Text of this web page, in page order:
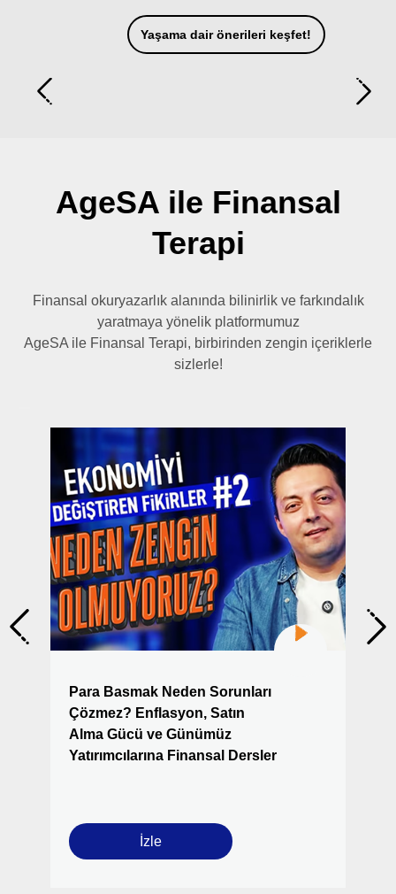
Yaşama dair önerileri keşfet!
AgeSA ile Finansal
Terapi
Finansal okuryazarlık alanında bilinirlik ve farkındalık
yaratmaya yönelik platformumuz
AgeSA ile Finansal Terapi, birbirinden zengin içeriklerle
sizlerle!
Para Basmak Neden Sorunları
Çözmez? Enflasyon, Satın
Alma Gücü ve Günümüz
Yatırımcılarına Finansal Dersler
İzle